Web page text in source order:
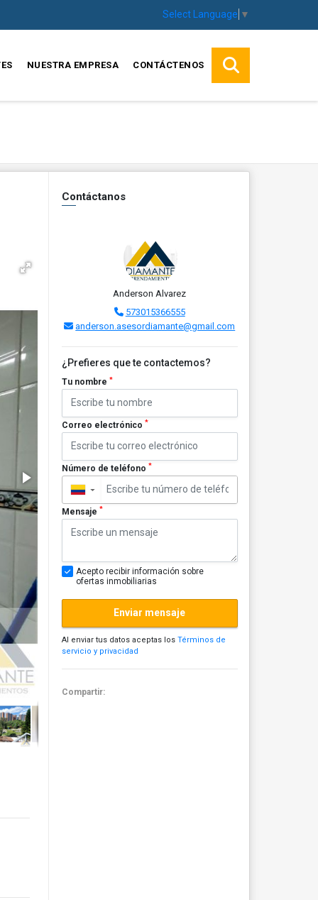
Select Language ▼
NUESTRA EMPRESA CONTÁCTENOS
Contáctanos
Anderson Alvarez
573015366555
anderson.asesordiamante@gmail.com
¿Prefieres que te contactemos?
Tu nombre *
Correo electrónico *
Número de teléfono *
▼
Mensaje *
Acepto recibir información sobre
ofertas inmobiliarias
Enviar mensaje
Al enviar tus datos aceptas los Términos de
servicio y privacidad
Compartir: